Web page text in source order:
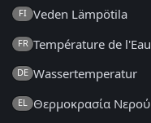
FI Veden Lämpötila
FR Température de l'Eau
DE Wassertemperatur
EL Θερμοκρασία Νερού